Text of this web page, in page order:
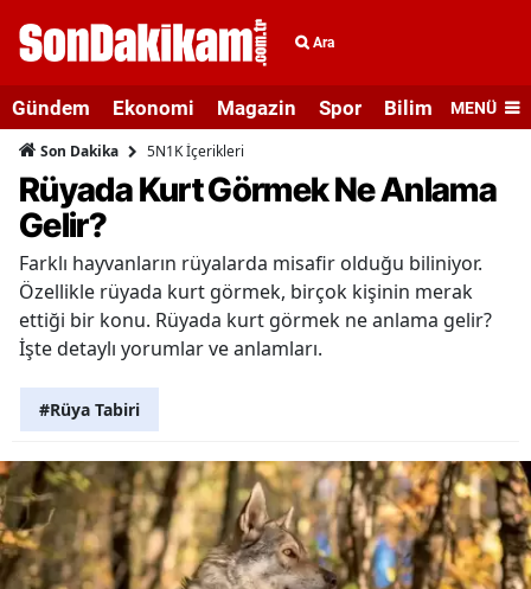
Ara
Gündem Ekonomi Magazin Spor Bilim veMENÜ
Son Dakika 5N1K İçerikleri
Rüyada Kurt Görmek Ne Anlama
Gelir?
Farklı hayvanların rüyalarda misafir olduğu biliniyor.
Özellikle rüyada kurt görmek, birçok kişinin merak
ettiği bir konu. Rüyada kurt görmek ne anlama gelir?
İşte detaylı yorumlar ve anlamları.
#Rüya Tabiri